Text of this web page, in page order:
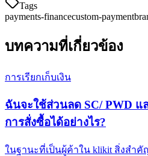
Tags
payments-financecustom-payment
บทความที่เกี่ยวข้อง
การเรียกเก็บเงิน
ฉันจะใช้ส่วนลด SC/ PWD แ
การสั่งซื้อได้อย่างไร?
ในฐานะที่เป็นผู้ค้าใน klikit สิ่งสำ